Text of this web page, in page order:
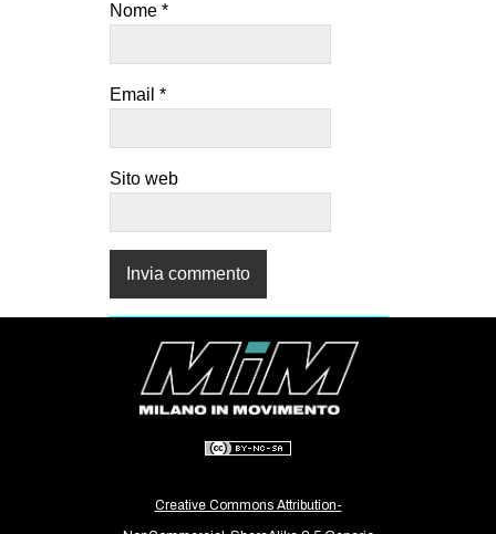
Nome *
Email *
Sito web
Creative Commons Attribution-